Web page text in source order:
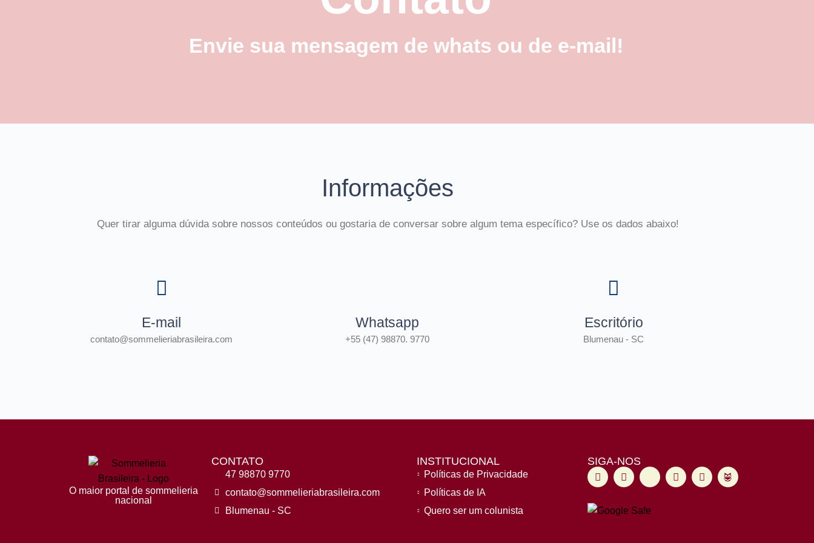
Envie sua mensagem de whats ou de e-mail!
Informações
Quer tirar alguma dúvida sobre nossos conteúdos ou gostaria de conversar sobre algum tema específico? Use os dados abaixo!
E-mail
contato@sommelieriabrasileira.com
Whatsapp
+55 (47) 98870. 9770
Escritório
Blumenau - SC
O maior portal de sommelieria
nacional
CONTATO
47 98870 9770
contato@sommelieriabrasileira.com
Blumenau - SC
INSTITUCIONAL
Políticas de Privacidade
Políticas de IA
Quero ser um colunista
SIGA-NOS